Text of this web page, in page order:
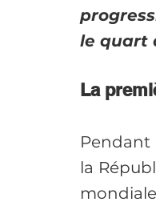
le quart
La
Pendant
la